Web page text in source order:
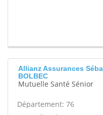
Allianz Assurances
BOLBEC
Mutuelle Santé Sénior
Département: 76